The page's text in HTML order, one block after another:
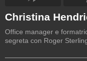
Christina
Office manager e
segreta con Roger